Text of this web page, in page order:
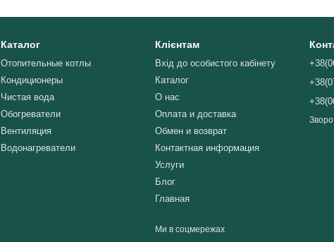
Каталог
Отопительные котлы
Кондиционеры
Чистая вода
Обогреватели
Вентиляция
Водонагреватели
Клієнтам
Вхід до особистого кабінету
Каталог
О нас
Оплата и доставка
Обмен и возврат
Контактная информация
Услуги
Блог
Главная
Ми в соцмережах